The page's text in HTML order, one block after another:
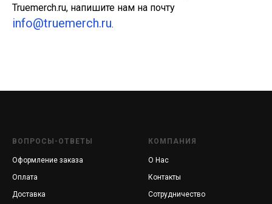
Truemerch.ru, напишите нам на почту
info@truemerch.ru.
ВОПРОСЫ-ОТВЕТЫ
Оформление заказа
Оплата
Доставка
КОМПАНИЯ
О Нас
Контакты
Сотрудничество